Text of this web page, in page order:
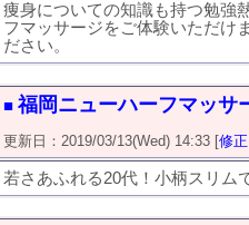
痩身についての知識も持つ勉強
フマッサージをご体験いただけ
ださい。
■ 福岡ニューハーフマッサ
更新日：2019/03/13(Wed) 14:33 [修
若さあふれる20代！小柄スリム